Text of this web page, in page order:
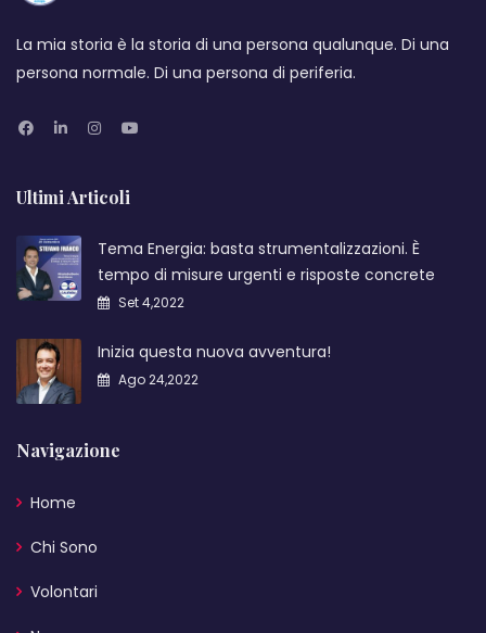
La mia storia è la storia di una persona qualunque. Di una
persona normale. Di una persona di periferia.
Ultimi Articoli
Tema Energia: basta strumentalizzazioni. È
tempo di misure urgenti e risposte concrete
Set 4,2022
Inizia questa nuova avventura!
Ago 24,2022
Navigazione
Home
Chi Sono
Volontari